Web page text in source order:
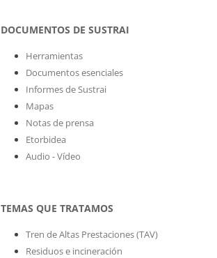
DOCUMENTOS DE SUSTRAI
Herramientas
Documentos esenciales
Informes de Sustrai
Mapas
Notas de prensa
Etorbidea
Audio - Vídeo
TEMAS QUE TRATAMOS
Tren de Altas Prestaciones (TAV)
Residuos e incineración